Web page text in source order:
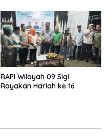
RAPI Wilayah 09 Sigi
Rayakan Harlah ke 16